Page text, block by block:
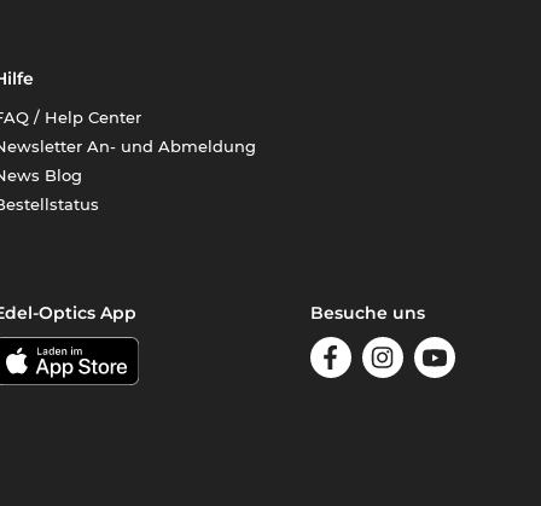
/ Help Center
An- und Abmeldung
Blog
Optics App Besuche uns